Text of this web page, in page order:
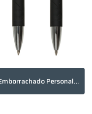
Caneta Metal Colorida Com Detalhe Emborrachado Personalizado